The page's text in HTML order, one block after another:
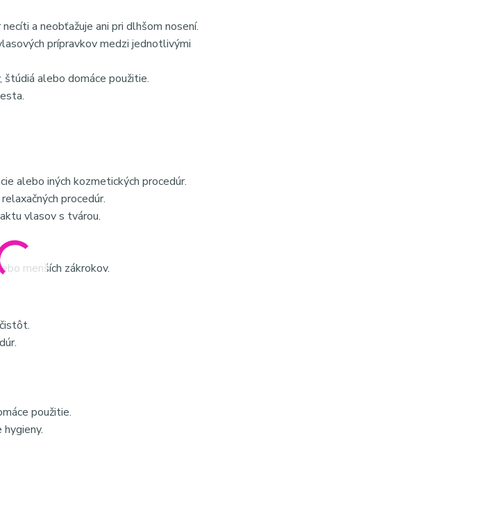
a neobťažuje ani pri dlhšom nosení.
prípravkov medzi jednotlivými
alebo domáce použitie.
alebo iných kozmetických procedúr.
procedúr.
vlasov s tvárou.
menších zákrokov.
použitie.